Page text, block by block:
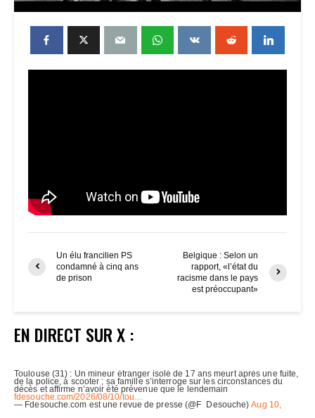
Un élu francilien PS
condamné à cinq ans
de prison
Belgique : Selon un
rapport, «l’état du
racisme dans le pays
est préoccupant»
EN DIRECT SUR X :